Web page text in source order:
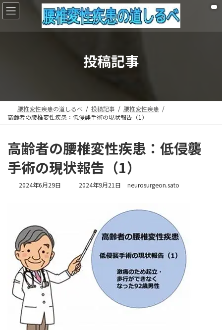
コ
ン
ナ
ビ
投稿記事
腰椎変性疾患の道しるべ 投稿記事
腰椎変性疾患
高齢者の腰椎変性疾患：低侵襲手術の現状報告（1）
高齢者の腰椎変性疾患：低侵襲
手術の現状報告（1）
2024年6月29日
最
2024年9月21日 neurosurgeon.sato